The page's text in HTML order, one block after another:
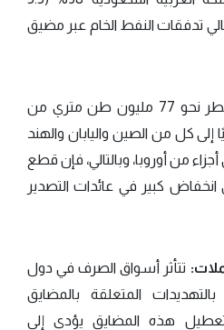
تدفقات النفط الخام عبر مضيق
وفي هذا النطاق، تشحن قطر نحو 77 مليون طن متري من
إلى كل من الصين واليابان والهند
أجزاء من أوروبا، وبالتالي، فإن قطع
كبير في عائدات التصدير
تتأثر أسواق الصرف في دول
المتعلقة بالمضايق
بتعطيل هذه المضايق يؤدي إلى